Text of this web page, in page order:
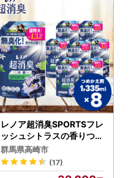
レノア超消臭SPORTSフレ
ッシュシトラスの香りつめ
かえ用超特大サイズ 1335
mL×8個
群馬県高崎市
(17)